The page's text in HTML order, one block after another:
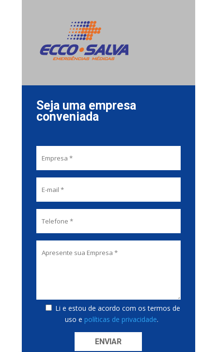
Seja uma empresa
conveniada
Li e estou de acordo com os termos de
uso e políticas de privacidade.